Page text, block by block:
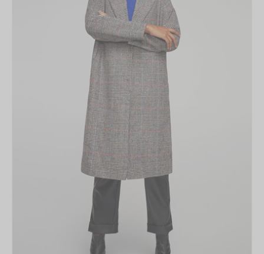
This popup will close in:
shopping
directement dans votre boite
aux lettres !
FERMER